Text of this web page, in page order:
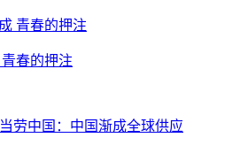
春的押注